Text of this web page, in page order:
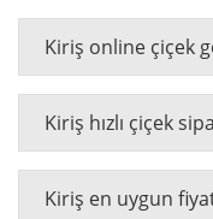
Kiriş online çiçek
Kiriş hızlı çiçek
Kiriş en uygun